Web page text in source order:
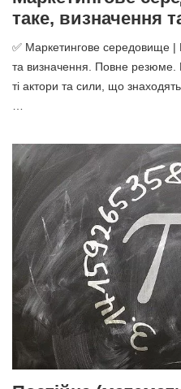
таке, визначення
✅ Маркетингове середовище |
та визначення. Повне
ті актори та сили, що